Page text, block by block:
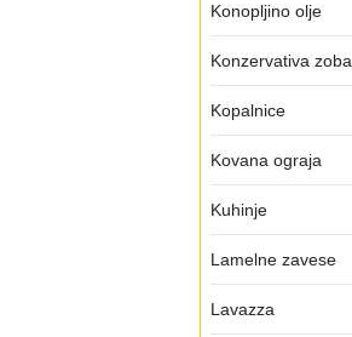
Konopljino olje
Konzervativa zoba
Kopalnice
Kovana ograja
Kuhinje
Lamelne zavese
Lavazza